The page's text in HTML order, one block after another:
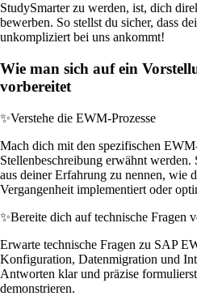
StudySmarter zu werden, ist, dich
bewerben. So stellst du sicher, dass
unkompliziert bei uns ankommt!
Wie man sich auf ein
vorbereitet
✨Verstehe die EWM-Prozesse
Mach dich mit den spezifischen
Stellenbeschreibung erwähnt
aus deiner Erfahrung zu nennen, wie
Vergangenheit implementiert oder
✨Bereite dich auf technische Fragen
Erwarte technische Fragen zu SAP
Konfiguration, Datenmigration und
Antworten klar und präzise
demonstrieren.